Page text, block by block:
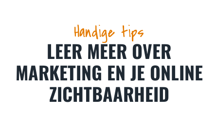
Handige tips
LEER MEER OVER
MARKETING EN JE ONLINE
ZICHTBAARHEID